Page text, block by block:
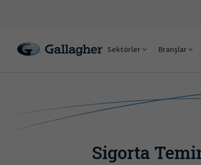
Sektörler Branşlar
Sigorta